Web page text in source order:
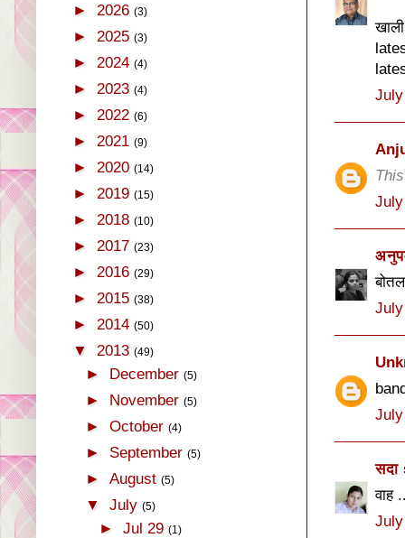
सदा
वाह
► 2026 (3)
► 2025 (3)
► 2024 (4)
► 2023 (4)
► 2022 (6)
► 2021 (9)
► 2020 (14)
► 2019 (15)
► 2018 (10)
► 2017 (23)
► 2016 (29)
► 2015 (38)
► 2014 (50)
▼ 2013 (49)
► December(5)
► November(5)
►October(4)
► September(5)
►August(5)
▼July(5)
► Jul 29 (1)